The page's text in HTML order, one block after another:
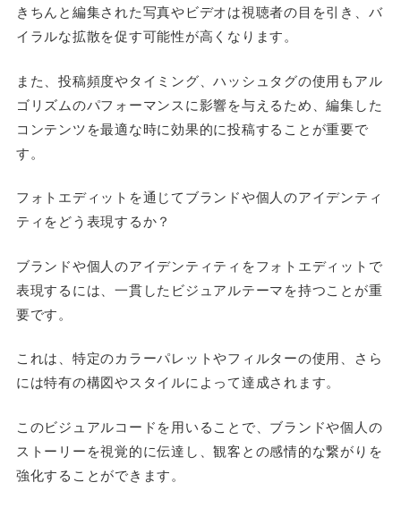
きちんと編集された写真やビデオは視聴者の目を引き、バ
イラルな拡散を促す可能性が高くなります。
また、投稿頻度やタイミング、ハッシュタグの使用もアル
ゴリズムのパフォーマンスに影響を与えるため、編集した
コンテンツを最適な時に効果的に投稿することが重要で
す。
フォトエディットを通じてブランドや個人のアイデンティ
ティをどう表現するか？
ブランドや個人のアイデンティティをフォトエディットで
表現するには、一貫したビジュアルテーマを持つことが重
要です。
これは、特定のカラーパレットやフィルターの使用、さら
には特有の構図やスタイルによって達成されます。
このビジュアルコードを用いることで、ブランドや個人の
ストーリーを視覚的に伝達し、観客との感情的な繋がりを
強化することができます。